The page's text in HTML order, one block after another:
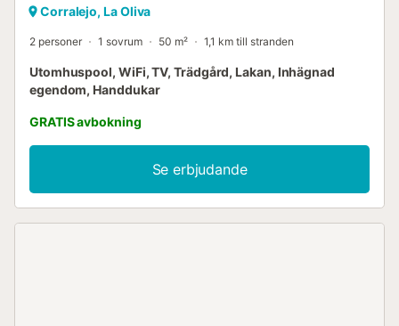
Corralejo, La Oliva
2 personer 1 sovrum 50 m² 1,1 km till stranden
Utomhuspool, WiFi, TV, Trädgård, Lakan, Inhägnad
egendom, Handdukar
GRATIS avbokning
Se erbjudande